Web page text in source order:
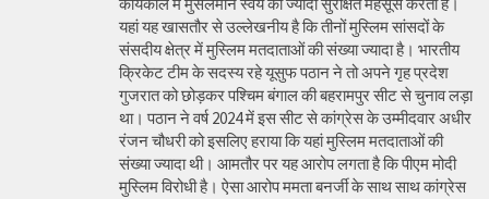
कार्यकाल में मुसलमान स्वयं को ज्यादा सुरक्षित महसूस करता है।
यहां यह खासतौर से उल्लेखनीय है कि तीनों मुस्लिम सांसदों के
संसदीय क्षेत्र में मुस्लिम मतदाताओं की संख्या ज्यादा है। भारतीय
क्रिकेट टीम के सदस्य रहे यूसुफ पठान ने तो अपने गृह प्रदेश
गुजरात को छोड़कर पश्चिम बंगाल की बहरामपुर सीट से चुनाव लड़ा
था। पठान ने वर्ष 2024 में इस सीट से कांग्रेस के उम्मीदवार अधीर
रंजन चौधरी को इसलिए हराया कि यहां मुस्लिम मतदाताओं की
संख्या ज्यादा थी। आमतौर पर यह आरोप लगता है कि पीएम मोदी
मुस्लिम विरोधी है। ऐसा आरोप ममता बनर्जी के साथ साथ कांग्रेस